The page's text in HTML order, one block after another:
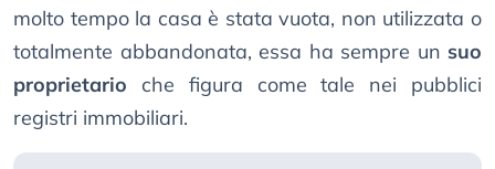
molto tempo la casa è stata vuota, non utilizzata o
totalmente abbandonata, essa ha sempre un suo
proprietario che figura come tale nei pubblici
registri immobiliari.